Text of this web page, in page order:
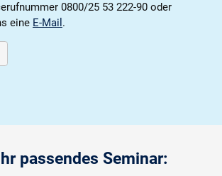
0800/25 53 222-90 oder
eine E-Mail .
passendes Seminar: